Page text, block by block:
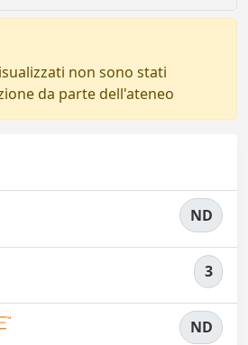
non sono stati
da parte dell'ateneo
ND
3
ND